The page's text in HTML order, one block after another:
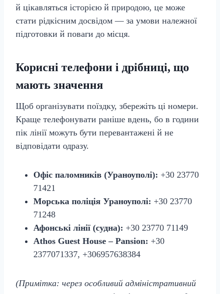
й цікавляться історією й природою, це може
стати рідкісним досвідом — за умови належної
підготовки й поваги до місця.
Корисні телефони і дрібниці, що
мають значення
Щоб організувати поїздку, збережіть ці номери.
Краще телефонувати раніше вдень, бо в години
пік лінії можуть бути перевантажені й не
відповідати одразу.
Офіс паломників (Ураноуполі): +30 23770
71421
Морська поліція Ураноуполі: +30 23770
71248
Афонські лінії (судна): +30 23770 71149
Athos Guest House – Pansion: +30
2377071337, +306957638384
(Примітка: через особливий адміністративний